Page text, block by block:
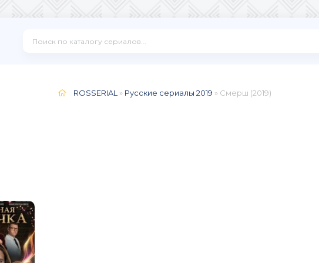
ROSSERIAL » Русские сериалы 2019 » Смерш (2019)